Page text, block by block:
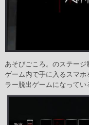
あそびごころ。のステージ
ゲーム内で手に入るスマ
ラー脱出ゲームになってい